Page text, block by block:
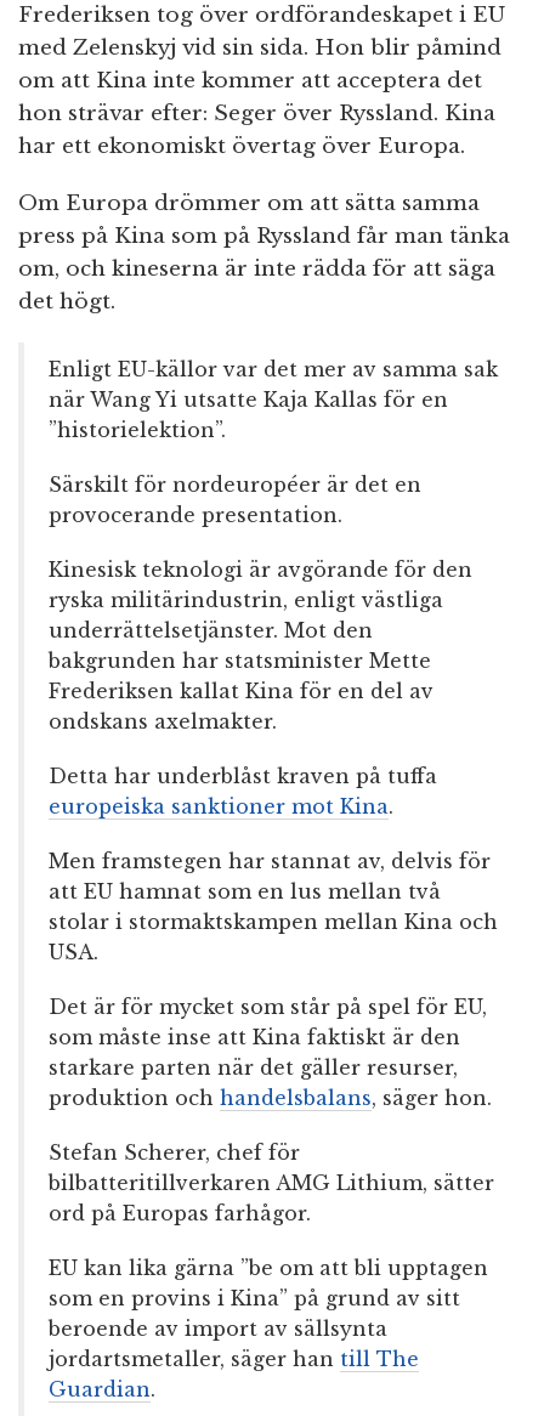
Frederiksen tog över ordförandeskapet i EU
med Zelenskyj vid sin sida. Hon blir påmind
om att Kina inte kommer att acceptera det
hon strävar efter: Seger över Ryssland. Kina
har ett ekonomiskt övertag över Europa.
Om Europa drömmer om att sätta samma
press på Kina som på Ryssland får man tänka
om, och kineserna är inte rädda för att säga
det högt.
Enligt EU-källor var det mer av samma sak
när Wang Yi utsatte Kaja Kallas för en
”historielektion”.
Särskilt för nordeuropéer är det en
provocerande presentation.
Kinesisk teknologi är avgörande för den
ryska militärindustrin, enligt västliga
underrättelsetjänster. Mot den
bakgrunden har statsminister Mette
Frederiksen kallat Kina för en del av
ondskans axelmakter.
Detta har underblåst kraven på tuffa
europeiska sanktioner mot Kina.
Men framstegen har stannat av, delvis för
att EU hamnat som en lus mellan två
stolar i stormaktskampen mellan Kina och
USA.
Det är för mycket som står på spel för EU,
som måste inse att Kina faktiskt är den
starkare parten när det gäller resurser,
produktion och handelsbalans, säger hon.
Stefan Scherer, chef för
bilbatteritillverkaren AMG Lithium, sätter
ord på Europas farhågor.
EU kan lika gärna ”be om att bli upptagen
som en provins i Kina” på grund av sitt
beroende av import av sällsynta
jordartsmetaller, säger han till The
Guardian.